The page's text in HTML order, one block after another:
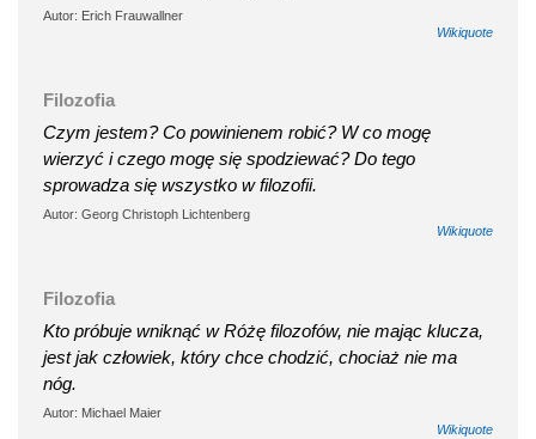
Autor: Erich Frauwallner
Wikiquote
Filozofia
Czym jestem? Co powinienem robić? W co mogę
wierzyć i czego mogę się spodziewać? Do tego
sprowadza się wszystko w filozofii.
Autor: Georg Christoph Lichtenberg
Wikiquote
Filozofia
Kto próbuje wniknąć w Różę filozofów, nie mając klucza,
jest jak człowiek, który chce chodzić, chociaż nie ma
nóg.
Autor: Michael Maier
Wikiquote